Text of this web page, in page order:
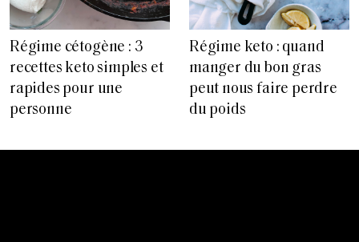
Régime cétogène : 3
recettes keto simples et
rapides pour une
personne
Régime keto : quand
manger du bon gras
peut nous faire perdre
du poids